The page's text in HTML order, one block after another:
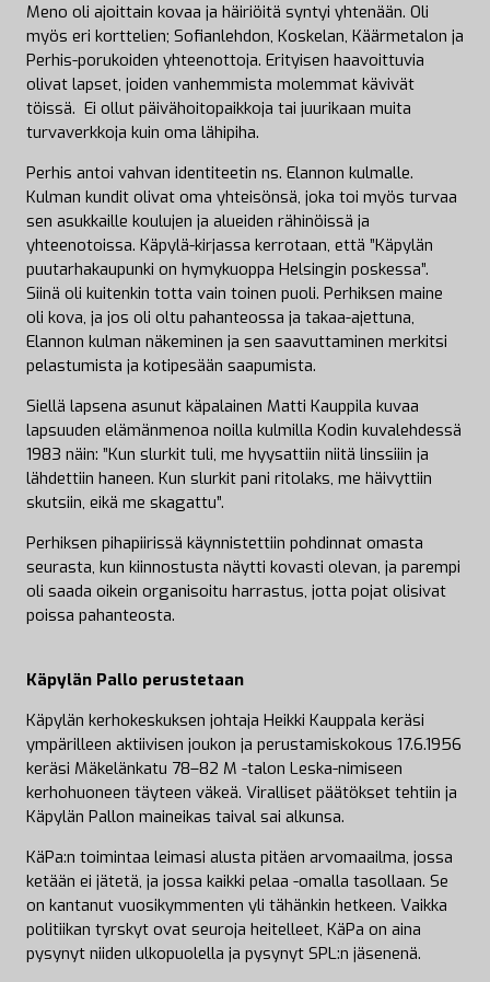
Meno oli ajoittain kovaa ja häiriöitä syntyi yhtenään. Oli
myös eri korttelien; Sofianlehdon, Koskelan, Käärmetalon ja
Perhis-porukoiden yhteenottoja. Erityisen haavoittuvia
olivat lapset, joiden vanhemmista molemmat kävivät
töissä. Ei ollut päivähoitopaikkoja tai juurikaan muita
turvaverkkoja kuin oma lähipiha.
Perhis antoi vahvan identiteetin ns. Elannon kulmalle.
Kulman kundit olivat oma yhteisönsä, joka toi myös turvaa
sen asukkaille koulujen ja alueiden rähinöissä ja
yhteenotoissa. Käpylä-kirjassa kerrotaan, että ”Käpylän
puutarhakaupunki on hymykuoppa Helsingin poskessa”.
Siinä oli kuitenkin totta vain toinen puoli. Perhiksen maine
oli kova, ja jos oli oltu pahanteossa ja takaa-ajettuna,
Elannon kulman näkeminen ja sen saavuttaminen merkitsi
pelastumista ja kotipesään saapumista.
Siellä lapsena asunut käpalainen Matti Kauppila kuvaa
lapsuuden elämänmenoa noilla kulmilla Kodin kuvalehdessä
1983 näin: ”Kun slurkit tuli, me hyysattiin niitä linssiiin ja
lähdettiin haneen. Kun slurkit pani ritolaks, me häivyttiin
skutsiin, eikä me skagattu”.
Perhiksen pihapiirissä käynnistettiin pohdinnat omasta
seurasta, kun kiinnostusta näytti kovasti olevan, ja parempi
oli saada oikein organisoitu harrastus, jotta pojat olisivat
poissa pahanteosta.
Käpylän Pallo perustetaan
Käpylän kerhokeskuksen johtaja Heikki Kauppala keräsi
ympärilleen aktiivisen joukon ja perustamiskokous 17.6.1956
keräsi Mäkelänkatu 78–82 M -talon Leska-nimiseen
kerhohuoneen täyteen väkeä. Viralliset päätökset tehtiin ja
Käpylän Pallon maineikas taival sai alkunsa.
KäPa:n toimintaa leimasi alusta pitäen arvomaailma, jossa
ketään ei jätetä, ja jossa kaikki pelaa -omalla tasollaan. Se
on kantanut vuosikymmenten yli tähänkin hetkeen. Vaikka
politiikan tyrskyt ovat seuroja heitelleet, KäPa on aina
pysynyt niiden ulkopuolella ja pysynyt SPL:n jäsenenä.